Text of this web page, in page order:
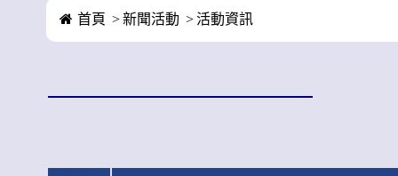
首頁 新聞活動 活動資訊